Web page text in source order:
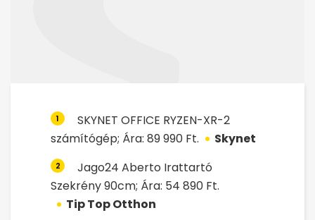
1
SKYNET OFFICE RYZEN-XR-2
számítógép; Ára: 89 990 Ft.
Skynet
2
Jago24 Aberto Irattartó
Szekrény 90cm; Ára: 54 890 Ft.
Tip Top Otthon